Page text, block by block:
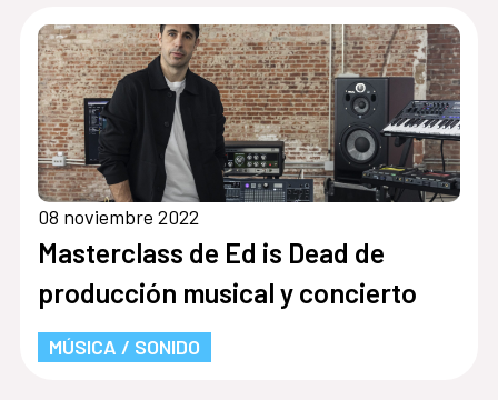
08 noviembre 2022
Masterclass de Ed is Dead de
producción musical y concierto
MÚSICA / SONIDO